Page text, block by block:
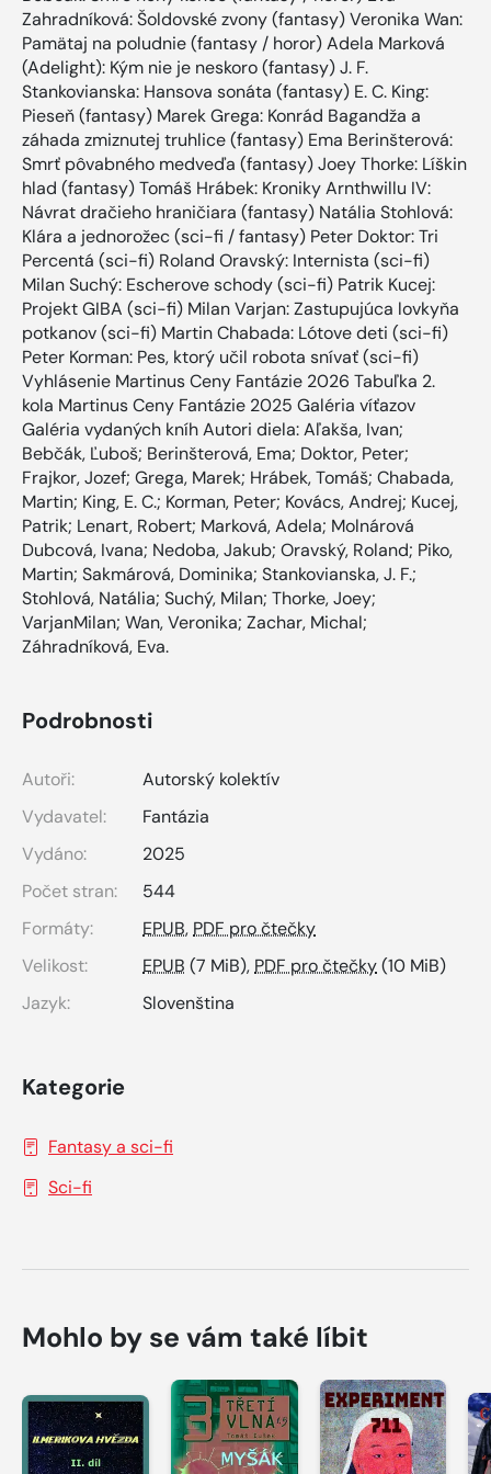
Zahradníková: Šoldovské zvony (fantasy) Veronika Wan:
Pamätaj na poludnie (fantasy / horor) Adela Marková
(Adelight): Kým nie je neskoro (fantasy) J. F.
Stankovianska: Hansova sonáta (fantasy) E. C. King:
Pieseň (fantasy) Marek Grega: Konrád Bagandža a
záhada zmiznutej truhlice (fantasy) Ema Berinšterová:
Smrť pôvabného medveďa (fantasy) Joey Thorke: Líškin
hlad (fantasy) Tomáš Hrábek: Kroniky Arnthwillu IV:
Návrat dračieho hraničiara (fantasy) Natália Stohlová:
Klára a jednorožec (sci-fi / fantasy) Peter Doktor: Tri
Percentá (sci-fi) Roland Oravský: Internista (sci-fi)
Milan Suchý: Escherove schody (sci-fi) Patrik Kucej:
Projekt GIBA (sci-fi) Milan Varjan: Zastupujúca lovkyňa
potkanov (sci-fi) Martin Chabada: Lótove deti (sci-fi)
Peter Korman: Pes, ktorý učil robota snívať (sci-fi)
Vyhlásenie Martinus Ceny Fantázie 2026 Tabuľka 2.
kola Martinus Ceny Fantázie 2025 Galéria víťazov
Galéria vydaných kníh Autori diela: Aľakša, Ivan;
Bebčák, Ľuboš; Berinšterová, Ema; Doktor, Peter;
Frajkor, Jozef; Grega, Marek; Hrábek, Tomáš; Chabada,
Martin; King, E. C.; Korman, Peter; Kovács, Andrej; Kucej,
Patrik; Lenart, Robert; Marková, Adela; Molnárová
Dubcová, Ivana; Nedoba, Jakub; Oravský, Roland; Piko,
Martin; Sakmárová, Dominika; Stankovianska, J. F.;
Stohlová, Natália; Suchý, Milan; Thorke, Joey;
VarjanMilan; Wan, Veronika; Zachar, Michal;
Záhradníková, Eva.
Podrobnosti
Autoři:
Autorský kolektív
Vydavatel:
Fantázia
Vydáno:
2025
Počet stran:
544
Formáty:
EPUB, PDF pro čtečky
Velikost:
EPUB (7 MiB), PDF pro čtečky(10 MiB)
Jazyk:
Slovenština
Kategorie
Fantasy a sci-fi
Sci-fi
Mohlo by se vám také líbit